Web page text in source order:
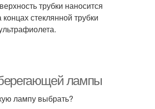
трубки наносится
стеклянной трубки
лампы
лампу выбрать?